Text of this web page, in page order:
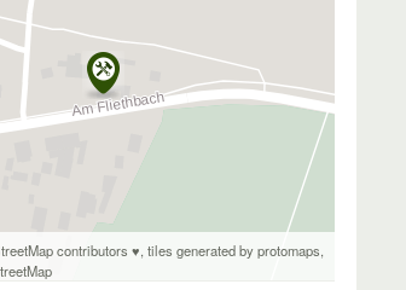
contributors ♥,tiles generated by protomaps,